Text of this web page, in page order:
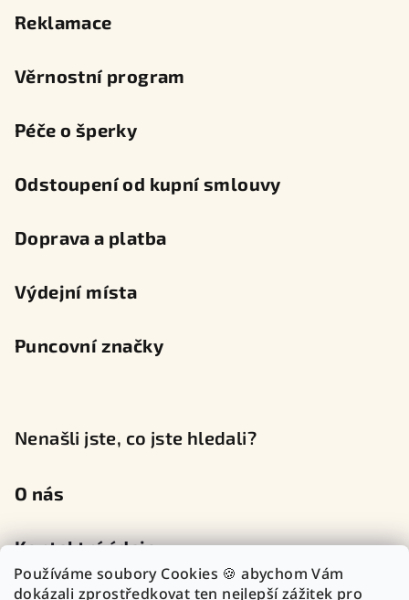
Používáme soubory Cookies 🍪 abychom Vám
dokázali zprostředkovat ten nejlepší zážitek pro
Reklamace
Věrnostní program
Péče o šperky
Odstoupení od kupní smlouvy
Doprava a platba
Výdejní místa
Puncovní značky
Nenašli jste, co jste hledali?
O nás
Kontaktní údaje